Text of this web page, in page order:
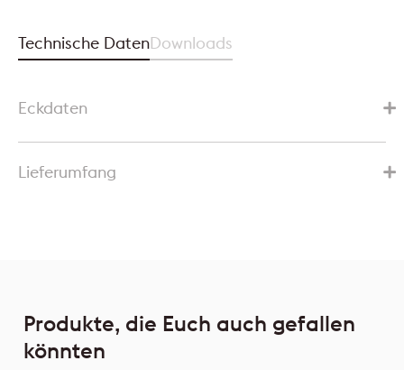
Technische DatenDownloads
Eckdaten
Lieferumfang
Produkte, die Euch auch gefallen
könnten